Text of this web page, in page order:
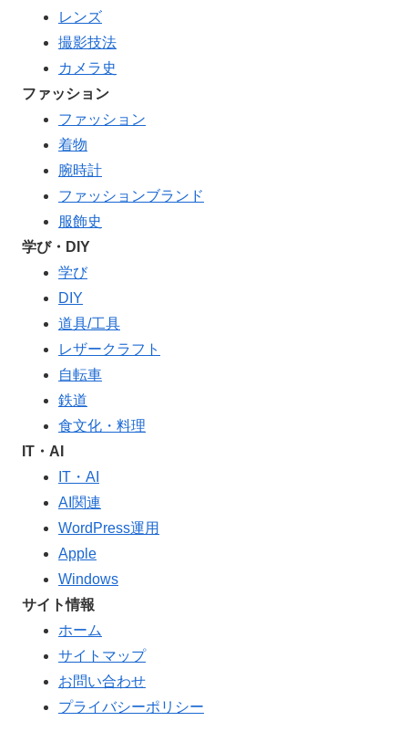
レンズ
撮影技法
カメラ史
ファッション
ファッション
着物
腕時計
ファッションブランド
服飾史
学び・DIY
学び
DIY
道具/工具
レザークラフト
自転車
鉄道
食文化・料理
IT・AI
IT・AI
AI関連
WordPress運用
Apple
Windows
サイト情報
ホーム
サイトマップ
お問い合わせ
プライバシーポリシー